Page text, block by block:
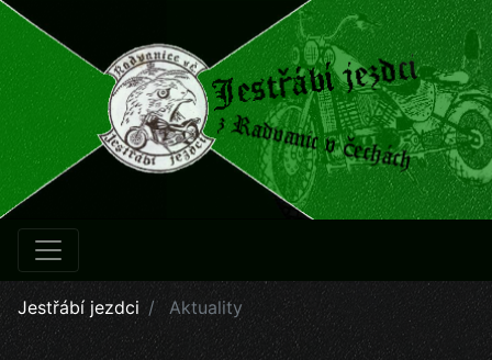
Jestřábí jezdci Aktuality